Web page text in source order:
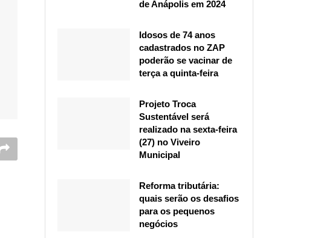
de Anápolis em 2024
Idosos de 74 anos
cadastrados no ZAP
poderão se vacinar de
terça a quinta-feira
Projeto Troca
Sustentável será
realizado na sexta-feira
(27) no Viveiro
Municipal
Reforma tributária:
quais serão os desafios
para os pequenos
negócios